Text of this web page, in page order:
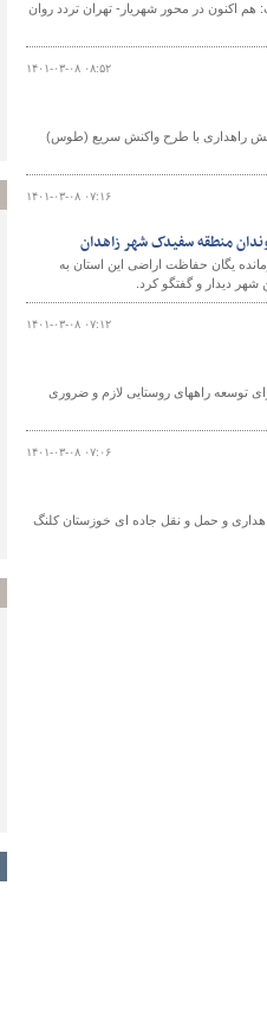
اکنون در محور شهریار- تهران تردد روان
۱۴۰۱-۰۳-۰۸ ۰۸:۵۲
راهداری با طرح واکنش سریع (طوس)
۱۴۰۱-۰۳-۰۸ ۰۷:۱۶
منطقه سفیدک شهر زاهدان
یگان حفاظت اراضی این استان به
دیدار و گفتگو کرد.
۱۴۰۱-۰۳-۰۸ ۰۷:۱۲
راههای روستایی لازم و ضروری
۱۴۰۱-۰۳-۰۸ ۰۷:۰۶
و حمل و نقل جاده ای خوزستان کلنگ